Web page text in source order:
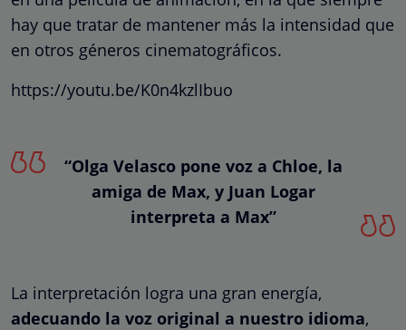
hay que tratar de mantener más la intensidad que
en otros géneros cinematográficos.
https://youtu.be/K0n4kzlIbuo
“Olga Velasco pone voz a Chloe, la
amiga de Max, y Juan Logar
interpreta a Max”
La interpretación logra una gran energía,
adecuando la voz original a nuestro idioma,